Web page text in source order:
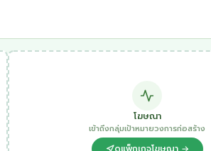
โฆษณา
เข้าถึงกลุ่มเป้าหมายวงการก่อสร้าง